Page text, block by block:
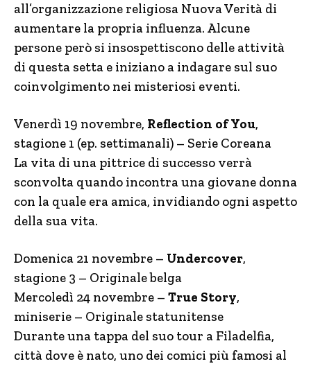
all’organizzazione religiosa Nuova Verità di
aumentare la propria influenza. Alcune
persone però si insospettiscono delle attività
di questa setta e iniziano a indagare sul suo
coinvolgimento nei misteriosi eventi.
Venerdì 19 novembre, Reflection of You,
stagione 1 (ep. settimanali) – Serie Coreana
La vita di una pittrice di successo verrà
sconvolta quando incontra una giovane donna
con la quale era amica, invidiando ogni aspetto
della sua vita.
Domenica 21 novembre – Undercover,
stagione 3 – Originale belga
Mercoledì 24 novembre – True Story,
miniserie – Originale statunitense
Durante una tappa del suo tour a Filadelfia,
città dove è nato, uno dei comici più famosi al